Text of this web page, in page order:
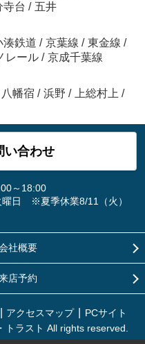
寺台 / 五井
湊鉄道 / 京葉線 / 東金線 /
レール / 京成千葉線
八幡宿 / 浜野 / 上総村上 /
い合わせ
～18:00
曜日 ※夏季休業8/11（火）
社概要
店予約
アクセスマップ
PCサイト
ラスト All rights reserved.